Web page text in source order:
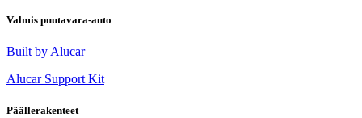
Valmis puutavara-auto
Built by Alucar
Alucar Support Kit
Päällerakenteet